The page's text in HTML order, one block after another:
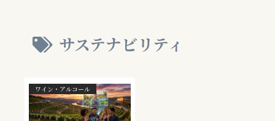
サステナビリティ
ワイン・アルコール